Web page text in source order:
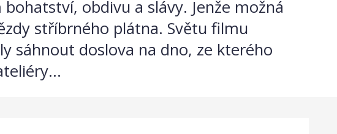
obdivu a slávy. Jenže možná
stříbrného plátna. Světu filmu
sáhnout doslova na dno, ze kterého